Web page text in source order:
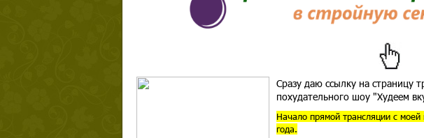
Сразу даю ссылку на страницу
похудательного шоу "Худеем
Начало прямой трансляции с
года.